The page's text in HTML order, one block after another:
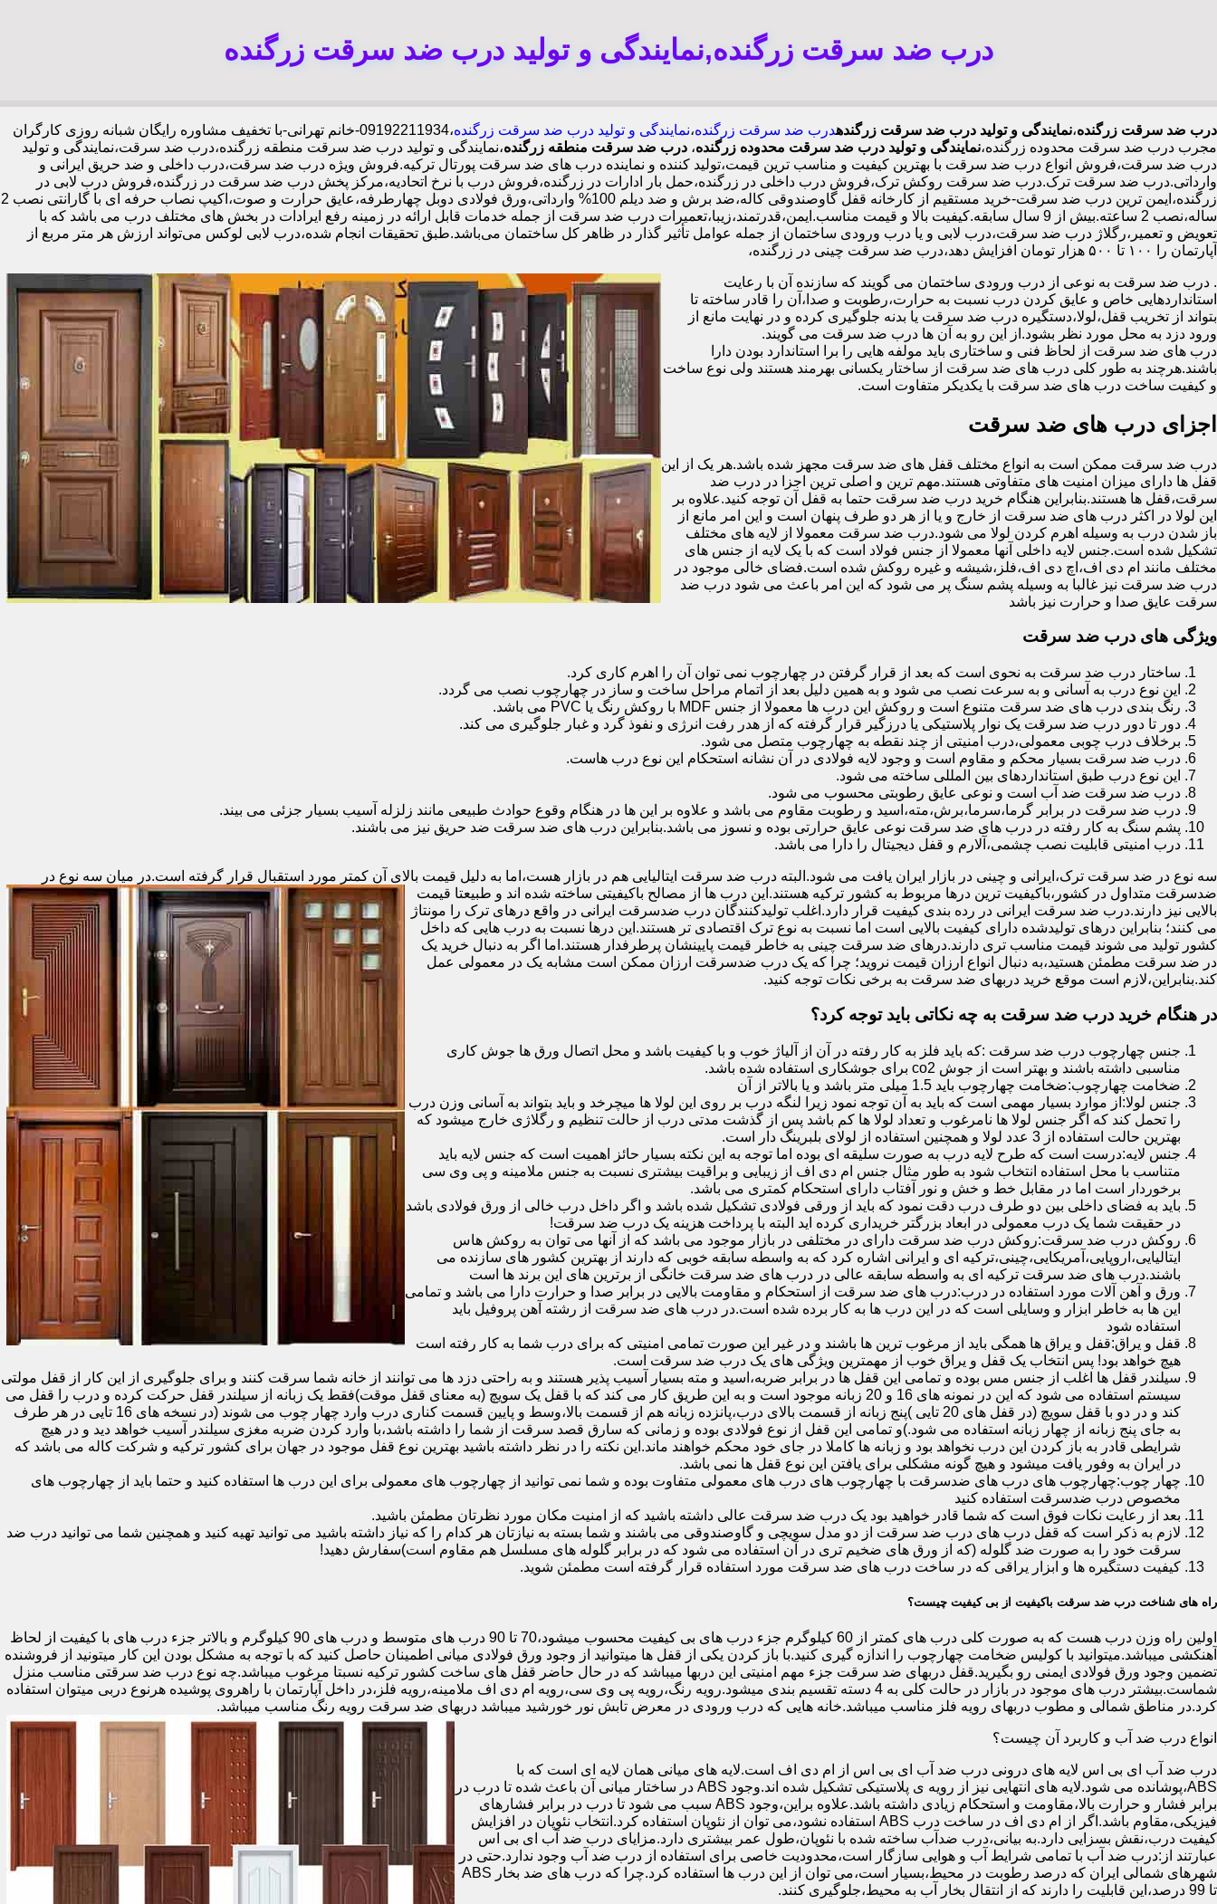
درب ضد سرقت زرگنده,نمایندگی و تولید درب ضد سرقت زرگنده
درب ضد سرقت زرگنده،نمایندگی و تولید درب ضد سرقت زرگندهدرب ضد سرقت زرگنده،نمایندگی و تولید درب ضد سرقت زرگنده
،09192211934-خانم تهرانی-با تخفیف مشاوره رایگان شبانه روزی کارگران
مجرب درب ضد سرقت محدوده زرگنده،نمایندگی و تولید درب ضد سرقت محدوده زرگنده، درب ضد سرقت منطقه زرگنده،نمایندگی و تولید درب ضد سرقت منطقه زرگنده،درب ضد سرقت،نمایندگی و تولید
درب ضد سرقت،فروش انواع درب ضد سرقت با بهترین کیفیت و مناسب ترین قیمت،تولید کننده و نماینده درب های ضد سرقت پورتال ترکیه.فروش ویژه درب ضد سرقت،درب داخلی و ضد حریق ایرانی و
وارداتی.درب ضد سرقت ترک.درب ضد سرقت روکش ترک،فروش درب داخلی در زرگنده،حمل بار ادارات در زرگنده،فروش درب با نرخ اتحادیه،مرکز پخش درب ضد سرقت در زرگنده،فروش درب لابی در
زرگنده،ایمن ترین درب ضد سرقت-خرید مستقیم از کارخانه قفل گاوصندوقی کاله،ضد برش و ضد دیلم 100% وارداتی،ورق فولادی دوبل چهارطرفه،عایق حرارت و صوت،اکیپ نصاب حرفه ای با گارانتی نصب 2
ساله،نصب 2 ساعته.بیش از 9 سال سابقه.کیفیت بالا و قیمت مناسب.ایمن،قدرتمند،زیبا،تعمیرات درب ضد سرقت از جمله خدمات قابل ارائه در زمینه رفع ایرادات در بخش های مختلف درب می باشد که با
تعویض و تعمیر،رگلاژ درب ضد سرقت،درب لابی و یا درب ورودی ساختمان از جمله عوامل تأثیر گذار در ظاهر کل ساختمان می‌باشد.طبق تحقیقات انجام شده،درب لابی لوکس می‌تواند ارزش هر متر مربع از
آپارتمان را ۱۰۰ تا ۵۰۰ هزار تومان افزایش دهد،درب ضد سرقت چینی در زرگنده،
. درب ضد سرقت به نوعی از درب ورودی ساختمان می گویند که سازنده آن با رعایت
استانداردهایی خاص و عایق کردن درب نسبت به حرارت،رطوبت و صدا،آن را قادر ساخته تا
بتواند از تخریب قفل،لولا،دستگیره درب ضد سرقت یا بدنه جلوگیری کرده و در نهایت مانع از
ورود دزد به محل مورد نظر بشود.از این رو به آن ها درب ضد سرقت می گویند.
درب های ضد سرقت از لحاظ فنی و ساختاری باید مولفه هایی را برا استاندارد بودن دارا
باشند.هرچند به طور کلی درب های ضد سرقت از ساختار یکسانی بهرمند هستند ولی نوع ساخت
و کیفیت ساخت درب های ضد سرقت با یکدیکر متفاوت است.
اجزای درب های ضد سرقت
درب ضد سرقت ممکن است به انواع مختلف قفل های ضد سرقت مجهز شده باشد.هر یک از این
قفل ها دارای میزان امنیت های متفاوتی هستند.مهم ترین و اصلی ترین اجزا در درب ضد
سرقت،قفل ها هستند.بنابراین هنگام خرید درب ضد سرقت حتما به قفل آن توجه کنید.علاوه بر
این لولا در اکثر درب های ضد سرقت از خارج و یا از هر دو طرف پنهان است و این امر مانع از
باز شدن درب به وسیله اهرم کردن لولا می شود.درب ضد سرقت معمولا از لایه های مختلف
تشکیل شده است.جنس لایه داخلی آنها معمولا از جنس فولاد است که با یک لایه از جنس های
مختلف مانند ام دی اف،اچ دی اف،فلز،شیشه و غیره روکش شده است.فضای خالی موجود در
درب ضد سرقت نیز غالبا به وسیله پشم سنگ پر می شود که این امر باعث می شود درب ضد
سرقت عایق صدا و حرارت نیز باشد
ویژگی های درب ضد سرقت
ساختار درب ضد سرقت به نحوی است که بعد از قرار گرفتن در چهارچوب نمی توان آن را اهرم کاری کرد.
این نوع درب به آسانی و به سرعت نصب می شود و به همین دلیل بعد از اتمام مراحل ساخت و ساز در چهارچوب نصب می گردد.
رنگ بندی درب های ضد سرقت متنوع است و روکش این درب ها معمولا از جنس MDF با روکش رنگ یا PVC می باشد.
دور تا دور درب ضد سرقت یک نوار پلاستیکی یا درزگیر قرار گرفته که از هدر رفت انرژی و نفوذ گرد و غبار جلوگیری می کند.
برخلاف درب چوبی معمولی،درب امنیتی از چند نقطه به چهارچوب متصل می شود.
درب ضد سرقت بسیار محکم و مقاوم است و وجود لایه فولادی در آن نشانه استحکام این نوع درب هاست.
این نوع درب طبق استانداردهای بین المللی ساخته می شود.
درب ضد سرقت ضد آب است و نوعی عایق رطوبتی محسوب می شود.
درب ضد سرقت در برابر گرما،سرما،برش،مته،اسید و رطوبت مقاوم می باشد و علاوه بر این ها در هنگام وقوع حوادث طبیعی مانند زلزله آسیب بسیار جزئی می بیند.
پشم سنگ به کار رفته در درب های ضد سرقت نوعی عایق حرارتی بوده و نسوز می باشد.بنابراین درب های ضد سرقت ضد حریق نیز می باشند.
درب امنیتی قابلیت نصب چشمی،آلارم و قفل دیجیتال را دارا می باشد.
سه نوع در ضد سرقت ترک،ایرانی و چینی در بازار ایران یافت می شود.البته درب ضد سرقت ایتالیایی هم در بازار هست،اما به دلیل قیمت بالای آن کمتر مورد استقبال قرار گرفته است.در میان سه نوع در
ضدسرقت متداول در کشور،باکیفیت ترین درها مربوط به کشور ترکیه هستند.این درب ها از مصالح باکیفیتی ساخته شده اند و طبیعتا قیمت
بالایی نیز دارند.درب ضد سرقت ایرانی در رده بندی کیفیت قرار دارد.اغلب تولیدکنندگان درب ضدسرقت ایرانی در واقع درهای ترک را مونتاژ
می کنند؛ بنابراین درهای تولیدشده دارای کیفیت بالایی است اما نسبت به نوع ترک اقتصادی تر هستند.این درها نسبت به درب هایی که داخل
کشور تولید می شوند قیمت مناسب تری دارند.درهای ضد سرقت چینی به خاطر قیمت پایینشان پرطرفدار هستند.اما اگر به دنبال خرید یک
در ضد سرقت مطمئن هستید،به دنبال انواع ارزان قیمت نروید؛ چرا که یک درب ضدسرقت ارزان ممکن است مشابه یک در معمولی عمل
کند.بنابراین،لازم است موقع خرید دربهای ضد سرقت به برخی نکات توجه کنید.
در هنگام خرید درب ضد سرقت به چه نکاتی باید توجه کرد؟
جنس چهارچوب درب ضد سرقت :که باید فلز به کار رفته در آن از آلیاژ خوب و با کیفیت باشد و محل اتصال ورق ها جوش کاری
مناسبی داشته باشند و بهتر است از جوش co2 برای جوشکاری استفاده شده باشد.
ضخامت چهارچوب:ضخامت چهارچوب باید 1.5 میلی متر باشد و یا بالاتر از آن
جنس لولا:از موارد بسیار مهمی است که باید به آن توجه نمود زیرا لنگه درب بر روی این لولا ها میچرخد و باید بتواند به آسانی وزن درب
را تحمل کند که اگر جنس لولا ها نامرغوب و تعداد لولا ها کم باشد پس از گذشت مدتی درب از حالت تنظیم و رگلاژی خارج میشود که
بهترین حالت استفاده از 3 عدد لولا و همچنین استفاده از لولای بلبرینگ دار است.
جنس لایه:درست است که طرح لایه درب به صورت سلیقه ای بوده اما توجه به این نکته بسیار حائز اهمیت است که جنس لایه باید
متناسب با محل استفاده انتخاب شود به طور مثال جنس ام دی اف از زیبایی و براقیت بیشتری نسبت به جنس ملامینه و پی وی سی
برخوردار است اما در مقابل خط و خش و نور آفتاب دارای استحکام کمتری می باشد.
باید به فضای داخلی بین دو طرف درب دقت نمود که باید از ورقی فولادی تشکیل شده باشد و اگر داخل درب خالی از ورق فولادی باشد
در حقیقت شما یک درب معمولی در ابعاد بزرگتر خریداری کرده اید البته با پرداخت هزینه یک درب ضد سرقت!
روکش درب ضد سرقت:روکش درب ضد سرقت دارای در مختلفی در بازار موجود می باشد که از آنها می توان به روکش هاس
ایتالیایی،اروپایی،آمریکایی،چینی،ترکیه ای و ایرانی اشاره کرد که به واسطه سابقه خوبی که دارند از بهترین کشور های سازنده می
باشند.درب های ضد سرقت ترکیه ای به واسطه سابقه عالی در درب های ضد سرقت خانگی از برترین های این برند ها است
ورق و آهن آلات مورد استفاده در درب:درب های ضد سرقت از استحکام و مقاومت بالایی در برابر صدا و حرارت دارا می باشد و تمامی
این ها به خاطر ابزار و وسایلی است که در این درب ها به کار برده شده است.در درب های ضد سرقت از رشته آهن پروفیل باید
استفاده شود
قفل و یراق:قفل و یراق ها همگی باید از مرغوب ترین ها باشند و در غیر این صورت تمامی امنیتی که برای درب شما به کار رفته است
هیچ خواهد بود! پس انتخاب یک قفل و یراق خوب از مهمترین ویژگی های یک درب ضد سرقت است.
سیلندر قفل ها اغلب از جنس مس بوده و تمامی این قفل ها در برابر ضربه،اسید و مته بسیار آسیب پذیر هستند و به راحتی دزد ها می توانند از خانه شما سرقت کنند و برای جلوگیری از این کار از قفل مولتی
سیستم استفاده می شود که این در نمونه های 16 و 20 زبانه موجود است و به این طریق کار می کند که با قفل یک سویچ (به معنای قفل موقت)فقط یک زبانه از سیلندر قفل حرکت کرده و درب را قفل می
کند و در دو با قفل سویچ (در قفل های 20 تایی )پنج زبانه از قسمت بالای درب،پانزده زبانه هم از قسمت بالا،وسط و پایین قسمت کناری درب وارد چهار چوب می شوند (در نسخه های 16 تایی در هر طرف
به جای پنج زبانه از چهار زبانه استفاده می شود.)و تمامی این قفل از نوع فولادی بوده و زمانی که سارق قصد سرقت از شما را داشته باشد،با وارد کردن ضربه مغزی سیلندر آسیب خواهد دید و در هیچ
شرایطی قادر به باز کردن این درب نخواهد بود و زبانه ها کاملا در جای خود محکم خواهند ماند.این نکته را در نظر داشته باشید بهترین نوع قفل موجود در جهان برای کشور ترکیه و شرکت کاله می باشد که
در ایران به وفور یافت میشود و هیچ گونه مشکلی برای یافتن این نوع قفل ها نمی باشد.
چهار چوب:چهارچوب های درب های ضدسرقت با چهارچوب های درب های معمولی متفاوت بوده و شما نمی توانید از چهارچوب های معمولی برای این درب ها استفاده کنید و حتما باید از چهارچوب های
مخصوص درب ضدسرقت استفاده کنید
بعد از رعایت نکات فوق است که شما قادر خواهید بود یک درب ضد سرقت عالی داشته باشید که از امنیت مکان مورد نظرتان مطمئن باشید.
لازم به ذکر است که قفل درب های درب ضد سرقت از دو مدل سویچی و گاوصندوقی می باشند و شما بسته به نیازتان هر کدام را که نیاز داشته باشید می توانید تهیه کنید و همچنین شما می توانید درب ضد
سرقت خود را به صورت ضد گلوله (که از ورق های ضخیم تری در آن استفاده می شود که در برابر گلوله های مسلسل هم مقاوم است)سفارش دهید!
کیفیت دستگیره ها و ابزار یراقی که در ساخت درب های ضد سرقت مورد استفاده قرار گرفته است مطمئن شوید.
راه های شناخت درب ضد سرقت باکیفیت از بی کیفیت چیست؟
اولین راه وزن درب هست که به صورت کلی درب های کمتر از 60 کیلوگرم جزء درب های بی کیفیت محسوب میشود،70 تا 90 درب های متوسط و درب های 90 کیلوگرم و بالاتر جزء درب های با کیفیت از لحاظ
آهنکشی میباشد.میتوانید با کولیس ضخامت چهارچوب را اندازه گیری کنید.با باز کردن یکی از قفل ها میتوانید از وجود ورق فولادی میانی اطمینان حاصل کنید که با توجه به مشکل بودن این کار میتونید از فروشنده
تضمین وجود ورق فولادی ایمنی رو بگیرید.قفل دربهای ضد سرقت جزء مهم امنیتی این دربها میباشد که در حال حاضر قفل های ساخت کشور ترکیه نسبتا مرغوب میباشد.چه نوع درب ضد سرقتی مناسب منزل
شماست.بیشتر درب های موجود در بازار در حالت کلی به 4 دسته تقسیم بندی میشود.رویه رنگ،رویه پی وی سی،رویه ام دی اف ملامینه،رویه فلز،در داخل آپارتمان با راهروی پوشیده هرنوع دربی میتوان استفاده
کرد.در مناطق شمالی و مطوب دربهای رویه فلز مناسب میباشد.خانه هایی که درب ورودی در معرض تابش نور خورشید میباشد دربهای ضد سرقت رویه رنگ مناسب میباشد.
انواع درب ضد آب و کاربرد آن چیست؟
درب ضد آب ای بی اس لایه های درونی درب ضد آب ای بی اس از ام دی اف است.لایه های میانی همان لایه ای است که با
ABS،پوشانده می شود.لایه های انتهایی نیز از رویه ی پلاستیکی تشکیل شده اند.وجود ABS در ساختار میانی آن باعث شده تا درب در
برابر فشار و حرارت بالا،مقاومت و استحکام زیادی داشته باشد.علاوه براین،وجود ABS سبب می شود تا درب در برابر فشارهای
فیزیکی،مقاوم باشد.اگر از ام دی اف در ساخت درب ABS استفاده نشود،می توان از نئوپان استفاده کرد.انتخاب نئوپان در افزایش
کیفیت درب،نقش بسزایی دارد.به بیانی،درب ضدآب ساخته شده با نئوپان،طول عمر بیشتری دارد.مزایای درب ضد آب ای بی اس
عبارتند از:درب ضد آب با تمامی شرایط آب و هوایی سازگار است،محدودیت خاصی برای استفاده از درب ضد آب وجود ندارد.حتی در
شهرهای شمالی ایران که درصد رطوبت در محیط،بسیار است،می توان از این درب ها استفاده کرد.چرا که درب های ضد بخار ABS
تا 99 درصد،این قابلیت را دارند که از انتقال بخار آب به محیط،جلوگیری کنند.